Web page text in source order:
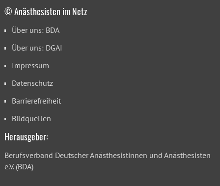
© Anästhesisten im Netz
Über uns: BDA
Über uns: DGAI
Impressum
Datenschutz
Barrierefreiheit
Bildquellen
Herausgeber:
Berufsverband Deutscher Anästhesistinnen und Anästhesisten
e.V. (BDA)